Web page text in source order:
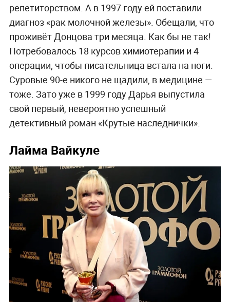
репетиторством. А в 1997 году ей поставили
диагноз «рак молочной железы». Обещали, что
проживёт Донцова три месяца. Как бы не так!
Потребовалось 18 курсов химиотерапии и 4
операции, чтобы писательница встала на ноги.
Суровые 90-е никого не щадили, в медицине —
тоже. Зато уже в 1999 году Дарья выпустила
свой первый, невероятно успешный
детективный роман «Крутые наследнички».
Лайма Вайкуле